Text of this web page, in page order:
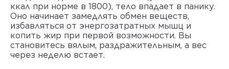
ккал при норме в 1800), тело впадает в панику.
Оно начинает замедлять обмен веществ,
избавляться от энергозатратных мышц и
копить жир при первой возможности. Вы
становитесь вялым, раздражительным, а вес
через неделю встает.